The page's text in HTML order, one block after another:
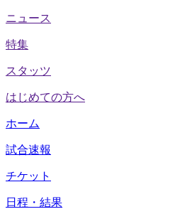
ニュース
特集
スタッツ
はじめての方へ
ホーム
試合速報
チケット
日程・結果